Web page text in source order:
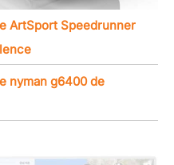
ArtSport Speedrunner
nyman g6400 de